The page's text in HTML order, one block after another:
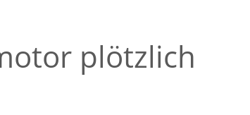
plötzlich